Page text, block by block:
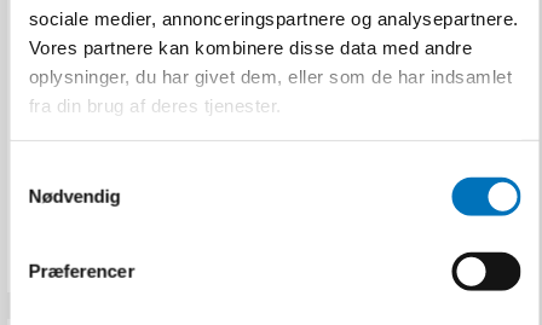
sociale medier, annonceringspartnere og analysepartnere.
Vores partnere kan kombinere disse data med andre
oplysninger, du har givet dem, eller som de har indsamlet
fra din brug af deres tjenester.
Nødvendig
Præferencer
50 par
U100001010
149,00 DKK
Inkl. moms
VIS PRODUKT